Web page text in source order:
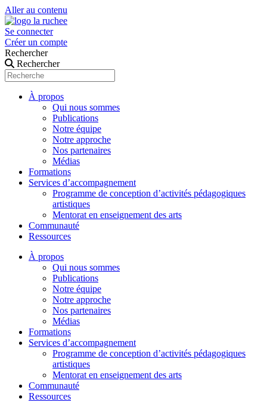
Aller au contenu
Se connecter
Créer un compte
Rechercher
Rechercher
À propos
Qui nous sommes
Publications
Notre équipe
Notre approche
Nos partenaires
Médias
Formations
Services d’accompagnement
Programme de conception d’activités pédagogiques
artistiques
Mentorat en enseignement des arts
Communauté
Ressources
À propos
Qui nous sommes
Publications
Notre équipe
Notre approche
Nos partenaires
Médias
Formations
Services d’accompagnement
Programme de conception d’activités pédagogiques
artistiques
Mentorat en enseignement des arts
Communauté
Ressources